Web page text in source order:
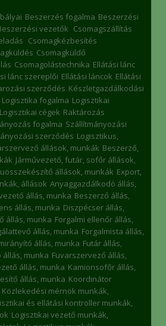
Beszerzés fogalma Beszerzési
vezetők Csomagszállítás
Csomagkézbesítés
Csomagküldő
Csomagolástechnika Ellátási lánc
lánc szereplői Ellátási láncok Ellátási
szerződés Készletgazdálkodási
Logisztika fogalma Logisztikai
Logisztikai cégek Raktározás
fogalma Szállítmányozási
szerződés Logisztikus,
állások, munkák Beszerző,
Járművezető, futár, sofőr állások,
állások, munkák Export,
állások Anyaggazdálkodó állás,
állás, munka Beszerző állás,
állás, munka Diszpécser állás,
állás, munka Forgalmi ellenőr állás,
állás, munka Forgalmista állás,
állás, munka Futár állás,
állás, munka Fuvarszervező állás,
állás, munka Kamionsofőr állás,
állás, munka Koordinátor
Közlekedési mérnök munkák,
és ellátási kontroller munkák,
Logisztikai vezető munkák,